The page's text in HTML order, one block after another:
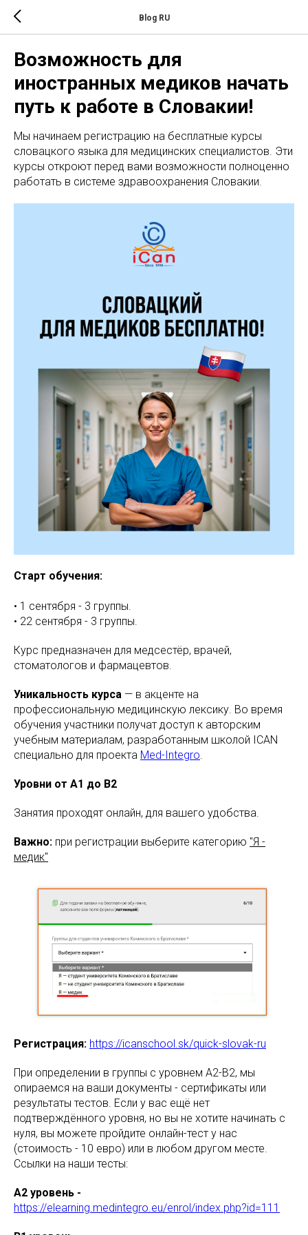
Blog RU
Возможность для
иностранных медиков начать
путь к работе в Словакии!
Мы начинаем регистрацию на бесплатные курсы
словацкого языка для медицинских специалистов. Эти
курсы откроют перед вами возможности полноценно
работать в системе здравоохранения Словакии.
Старт обучения:
• 1 сентября - 3 группы.
• 22 сентября - 3 группы.
Курс предназначен для медсестёр, врачей,
стоматологов и фармацевтов.
Уникальность курса — в акценте на
профессиональную медицинскую лексику. Во время
обучения участники получат доступ к авторским
учебным материалам, разработанным школой ICAN
специально для проекта Med-Integro.
Уровни от A1 до B2
Занятия проходят онлайн, для вашего удобства.
Важно: при регистрации выберите категорию "Я -
медик"
Регистрация: https://icanschool.sk/quick-slovak-ru
При определении в группы с уровнем А2-B2, мы
опираемся на ваши документы - сертификаты или
результаты тестов. Если у вас ещё нет
подтверждённого уровня, но вы не хотите начинать с
нуля, вы можете пройдите онлайн-тест у нас
(стоимость - 10 евро) или в любом другом месте.
Ссылки на наши тесты:
A2 уровень -
https://elearning.medintegro.eu/enrol/index.php?id=111